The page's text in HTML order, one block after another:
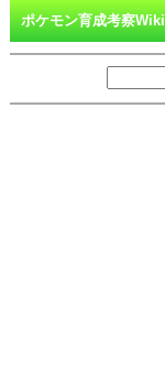
ポケモン育成考察